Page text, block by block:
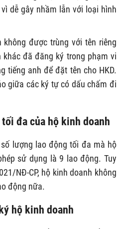
vì dễ gây nhầm lẫn với loại hình
không được trùng với tên riêng
đã đăng ký trong phạm vi
tiếng anh để đặt tên cho HKD.
giữa các ký tự có dấu chấm đi
đa của hộ kinh doanh
lượng lao động tối đa mà hộ
sử dụng là 9 lao động. Tuy
NĐ-CP, hộ kinh doanh không
động nữa.
hộ kinh doanh